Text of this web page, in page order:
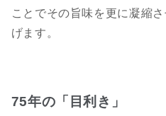
ことでその旨味を更に凝縮
げます。
75年の「目利き」